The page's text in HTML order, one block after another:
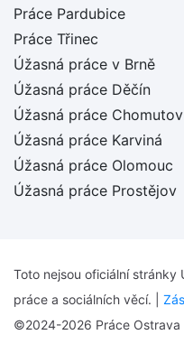
Práce Pardubice
Práce Třinec
Úžasná práce v Brně
Úžasná práce Děčín
Úžasná práce Chomutov
Úžasná práce Karviná
Úžasná práce Olomouc
Úžasná práce Prostějov
Toto nejsou oficiální stránky
práce a sociálních věcí. |
©2024-2026 Práce Ostrava